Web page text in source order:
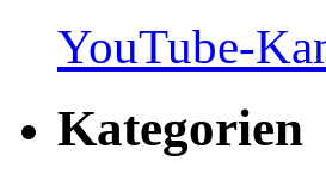
YouTube-
Kategorien